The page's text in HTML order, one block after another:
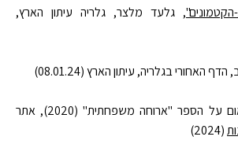
, גלעד מלצר, גלריה עיתון הארץ,
האחורי בגלריה, עיתון הארץ (08.01.24)
על הספר "ארוחה משפחתית" (2020), אתר
(2024)